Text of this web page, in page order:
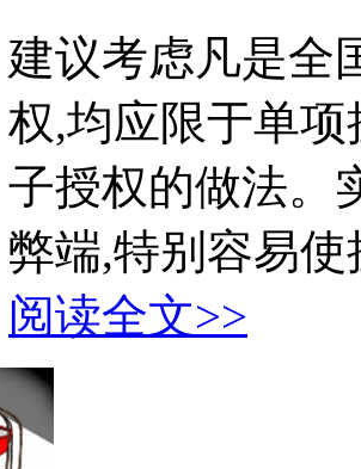
建议考虑凡是全
权,均应限于单
子授权的做法。
弊端,特别容易
阅读全文>>